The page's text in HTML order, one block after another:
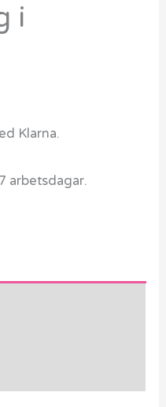
i
Klarna.
arbetsdagar.